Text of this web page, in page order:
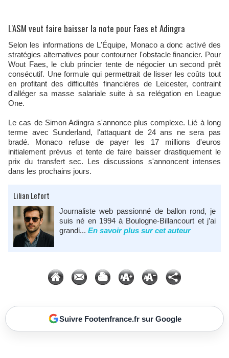
L'ASM veut faire baisser la note pour Faes et Adingra
Selon les informations de L'Équipe, Monaco a donc activé des
stratégies alternatives pour contourner l'obstacle financier. Pour
Wout Faes, le club princier tente de négocier un second prêt
consécutif. Une formule qui permettrait de lisser les coûts tout
en profitant des difficultés financières de Leicester, contraint
d'alléger sa masse salariale suite à sa relégation en League
One.
Le cas de Simon Adingra s'annonce plus complexe. Lié à long
terme avec Sunderland, l'attaquant de 24 ans ne sera pas
bradé. Monaco refuse de payer les 17 millions d'euros
initialement prévus et tente de faire baisser drastiquement le
prix du transfert sec. Les discussions s'annoncent intenses
dans les prochains jours.
Lilian Lefort
Journaliste web passionné de ballon rond, je
suis né en 1994 à Boulogne-Billancourt et j’ai
grandi... En savoir plus sur cet auteur
Suivre Footenfrance.fr sur Google